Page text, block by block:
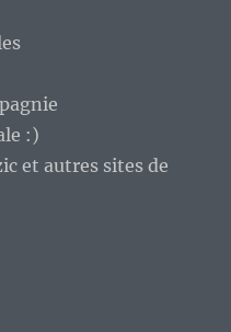
:)
et autres sites de